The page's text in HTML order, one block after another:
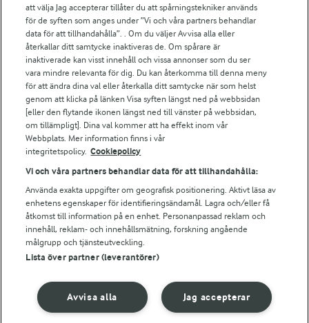
Arlas kundportal
Arla.com
Falbygdens Ost
Arla webbshop
Bildbank
Följ oss
© 2026 Arla Foods
Integritetspolicy
att välja Jag accepterar tillåter du att spårningstekniker används
för de syften som anges under ”Vi och våra partners behandlar
data för att tillhandahålla”. . Om du väljer Avvisa alla eller
återkallar ditt samtycke inaktiveras de. Om spårare är
inaktiverade kan visst innehåll och vissa annonser som du ser
vara mindre relevanta för dig. Du kan återkomma till denna meny
för att ändra dina val eller återkalla ditt samtycke när som helst
genom att klicka på länken Visa syften längst ned på webbsidan
[eller den flytande ikonen längst ned till vänster på webbsidan,
om tillämpligt]. Dina val kommer att ha effekt inom vår
Webbplats. Mer information finns i vår
integritetspolicy. Cookiepolicy
Vi och våra partners behandlar data för att tillhandahålla:
Använda exakta uppgifter om geografisk positionering. Aktivt läsa av
enhetens egenskaper för identifieringsändamål. Lagra och/eller få
åtkomst till information på en enhet. Personanpassad reklam och
innehåll, reklam- och innehållsmätning, forskning angående
målgrupp och tjänsteutveckling.
Lista över partner (leverantörer)
Jag accepterar
Avvisa alla